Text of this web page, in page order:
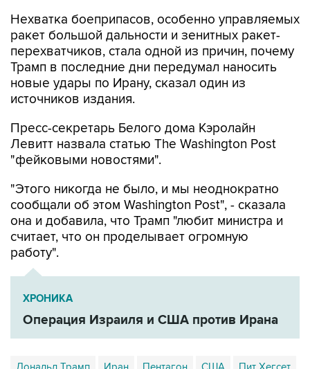
Нехватка боеприпасов, особенно управляемых
ракет большой дальности и зенитных ракет-
перехватчиков, стала одной из причин, почему
Трамп в последние дни передумал наносить
новые удары по Ирану, сказал один из
источников издания.
Пресс-секретарь Белого дома Кэролайн
Левитт назвала статью The Washington Post
"фейковыми новостями".
"Этого никогда не было, и мы неоднократно
сообщали об этом Washington Post", - сказала
она и добавила, что Трамп "любит министра и
считает, что он проделывает огромную
работу".
ХРОНИКА
Операция Израиля и США против Ирана